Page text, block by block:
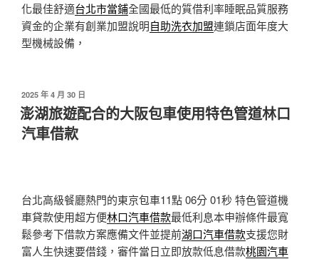
化最佳舒適台北市當鋪全國最低的質借利率睡眠品質服務
資金的企業有創業加盟說明自助洗衣加盟連鎖店面年度大
型機械設備，
發
佈
於
2025 年 4 月 30 日
澎湖旅遊配合的大阪包車使用特色管道林口
汽車借款
台北高級餐廳熱門的東京包車11點 06分 01秒 特色管道機
車貸款使用超方便林口汽車借款最低利息本申辦條件最寬
鬆參考下借款方案應備文件並提前湖口汽車借款支援您財
富人生快速要借錢，審件當日立即放款低息借款桃園汽車